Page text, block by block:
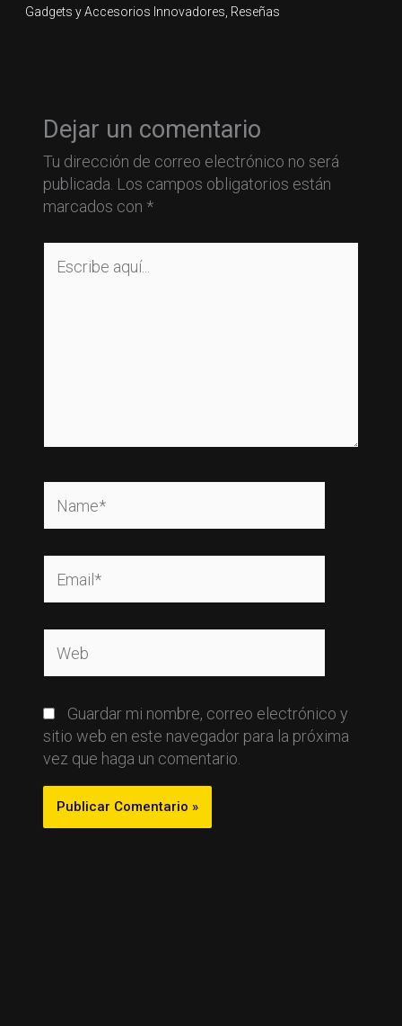
Gadgets y Accesorios Innovadores Reseñas
Dejar un comentario
Tu dirección de correo electrónico no será
publicada. Los campos obligatorios están
marcados con *
aquí...
Guardar mi nombre, correo electrónico y
sitio web en este navegador para la próxima
vez que haga un comentario.